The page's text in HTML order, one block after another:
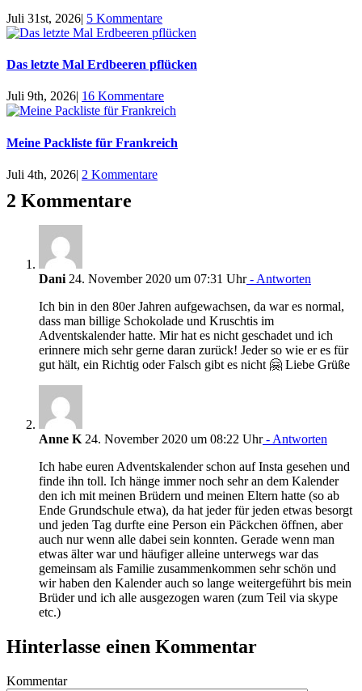
Juli 31st, 2026| 5 Kommentare
Das letzte Mal Erdbeeren pflücken
Juli 9th, 2026| 16 Kommentare
Meine Packliste für Frankreich
Juli 4th, 2026| 2 Kommentare
2 Kommentare
Dani 24. November 2020 um 07:31 Uhr- Antworten
Ich bin in den 80er Jahren aufgewachsen, da war es normal,
dass man billige Schokolade und Kruschtis im
Adventskalender hatte. Mir hat es nicht geschadet und ich
erinnere mich sehr gerne daran zurück! Jeder so wie er es für
gut hält, ein Richtig oder Falsch gibt es nicht 🤗 Liebe Grüße
Anne K 24. November 2020 um 08:22 Uhr- Antworten
Ich habe euren Adventskalender schon auf Insta gesehen und
finde ihn toll. Ich hänge immer noch sehr an dem Kalender
den ich mit meinen Brüdern und meinen Eltern hatte (so ab
Ende Grundschule etwa), da hat jeder für jeden etwas besorgt
und jeden Tag durfte eine Person ein Päckchen öffnen, aber
auch nur wenn alle dabei sein konnten. Gerade wenn man
etwas älter war und häufiger alleine unterwegs war das
gemeinsam als Familie zusammenkommen sehr schön und
wir haben den Kalender auch so lange weitergeführt bis mein
Brüder und ich alle ausgezogen waren (zum Teil via skype
etc.)
Hinterlasse einen Kommentar
Kommentar